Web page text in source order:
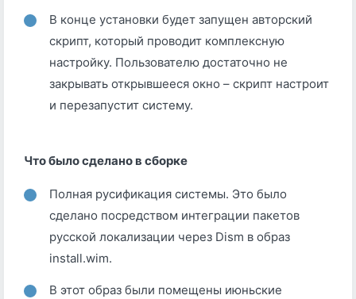
В конце установки будет запущен авторский
скрипт, который проводит комплексную
настройку. Пользователю достаточно не
закрывать открывшееся окно – скрипт настроит
и перезапустит систему.
Что было сделано в сборке
Полная русификация системы. Это было
сделано посредством интеграции пакетов
русской локализации через Dism в образ
install.wim.
В этот образ были помещены июньские